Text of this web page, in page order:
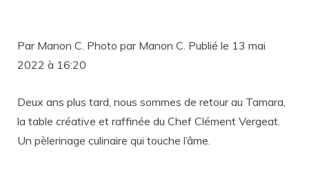
Par Manon C. Photo par Manon C. Publié le 13 mai
2022 à 16:20
Deux ans plus tard, nous sommes de retour au Tamara,
la table créative et raffinée du Chef Clément Vergeat.
Un pèlerinage culinaire qui touche l’âme.